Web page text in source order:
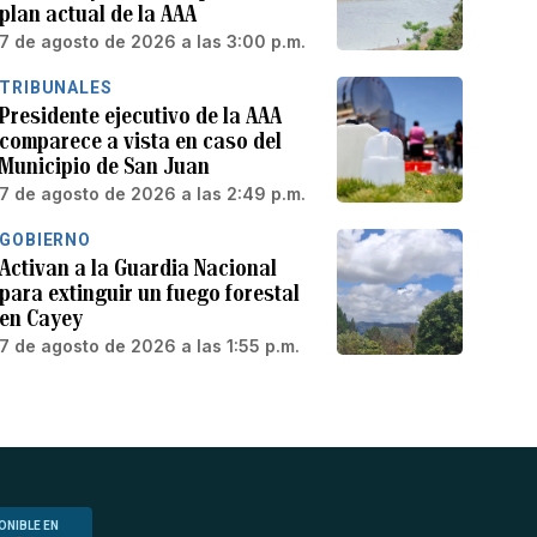
plan actual de la AAA
7 de agosto de 2026 a las 3:00 p.m.
TRIBUNALES
Presidente ejecutivo de la AAA
comparece a vista en caso del
Municipio de San Juan
7 de agosto de 2026 a las 2:49 p.m.
GOBIERNO
Activan a la Guardia Nacional
para extinguir un fuego forestal
en Cayey
7 de agosto de 2026 a las 1:55 p.m.
EN